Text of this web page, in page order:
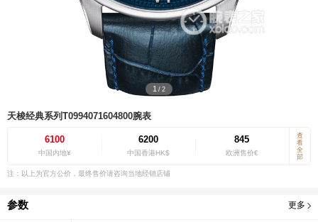
1 / 2
天梭经典系列T0994071604800腕表
6100
中国内地¥
6200
中国香港HK$
845
欧洲售价€
查
看
全
部
注：以上为官方公价，最终售价请咨询当地经销店铺
参数 更多